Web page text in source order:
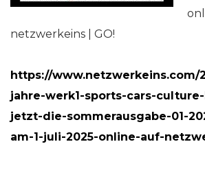
netzwerkeins | GO!
https://www.netzwerkeins.com/
jahre-werk1-sports-cars-
jetzt-die-sommerausgabe-01-
am-1-juli-2025-online-auf-